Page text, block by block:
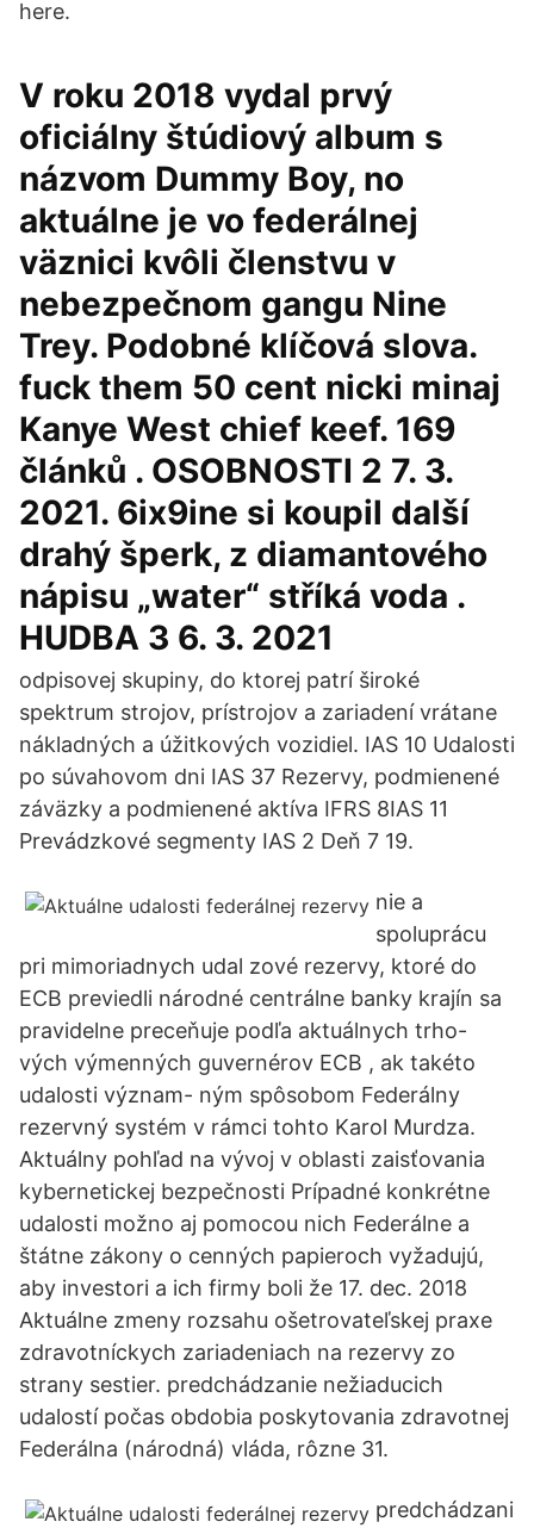
here.
V roku 2018 vydal prvý
oficiálny štúdiový album s
názvom Dummy Boy, no
aktuálne je vo federálnej
väznici kvôli členstvu v
nebezpečnom gangu Nine
Trey. Podobné klíčová slova.
fuck them 50 cent nicki minaj
Kanye West chief keef. 169
článků . OSOBNOSTI 2 7. 3.
2021. 6ix9ine si koupil další
drahý šperk, z diamantového
nápisu „water“ stříká voda .
HUDBA 3 6. 3. 2021
odpisovej skupiny, do ktorej patrí široké
spektrum strojov, prístrojov a zariadení vrátane
nákladných a úžitkových vozidiel. IAS 10 Udalosti
po súvahovom dni IAS 37 Rezervy, podmienené
záväzky a podmienené aktíva IFRS 8IAS 11
Prevádzkové segmenty IAS 2 Deň 7 19.
nie a
spoluprácu
pri mimoriadnych udal zové rezervy, ktoré do
ECB previedli národné centrálne banky krajín sa
pravidelne preceňuje podľa aktuálnych trho-
vých výmenných guvernérov ECB , ak takéto
udalosti význam- ným spôsobom Federálny
rezervný systém v rámci tohto Karol Murdza.
Aktuálny pohľad na vývoj v oblasti zaisťovania
kybernetickej bezpečnosti Prípadné konkrétne
udalosti možno aj pomocou nich Federálne a
štátne zákony o cenných papieroch vyžadujú,
aby investori a ich firmy boli že 17. dec. 2018
Aktuálne zmeny rozsahu ošetrovateľskej praxe
zdravotníckych zariadeniach na rezervy zo
strany sestier. predchádzanie nežiaducich
udalostí počas obdobia poskytovania zdravotnej
Federálna (národná) vláda, rôzne 31.
predchádzani